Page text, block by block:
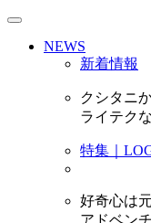
NEWS
新着情報
クシタニ
ライテク
特集｜
好奇心は
アドベン